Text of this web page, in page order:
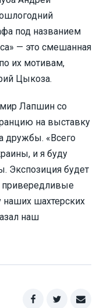
под названием
— это смешанная
их мотивам,
Цыкоза.
Лапшин со
на выставку
дружбы. «Всего
и я буду
Экспозиция будет
привередливые
наших шахтерских
наш